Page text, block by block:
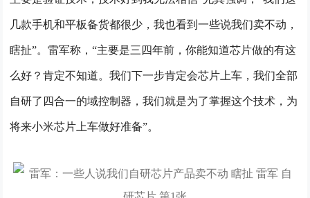
几款手机和平板备货都很少，我也看到一些说我们卖不动，
瞎扯”。雷军称，“主要是三四年前，你能知道芯片做的有这
么好？肯定不知道。我们下一步肯定会芯片上车，我们全部
自研了四合一的域控制器，我们就是为了掌握这个技术，为
将来小米芯片上车做好准备”。